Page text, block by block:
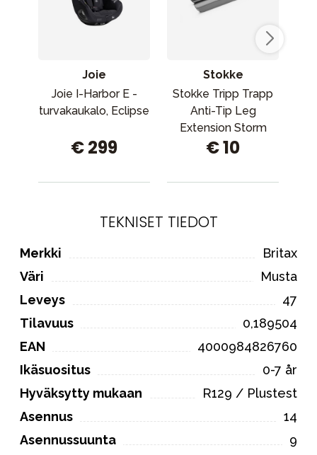
Joie
Joie I-Harbor E -
turvakaukalo, Eclipse
€ 299
Stokke
Stokke Tripp Trapp
Anti-Tip Leg
Extension Storm
Grey -jalkapidennys
€ 10
TEKNISET TIEDOT
Merkki
Britax
Väri
Musta
Leveys
47
Tilavuus
0,189504
EAN
4000984826760
Ikäsuositus
0-7 år
Hyväksytty mukaan
R129 / Plustest
Asennus
14
Asennussuunta
9